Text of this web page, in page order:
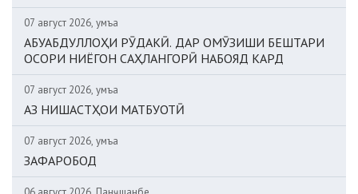
07 август 2026, Ҷумъа
АБУАБДУЛЛОҲИ РӮДАКӢ. ДАР ОМӮЗИШИ БЕШТАРИ
ОСОРИ НИЁГОН САҲЛАНГОРӢ НАБОЯД КАРД
07 август 2026, Ҷумъа
АЗ НИШАСТҲОИ МАТБУОТӢ
07 август 2026, Ҷумъа
ЗАФАРОБОД